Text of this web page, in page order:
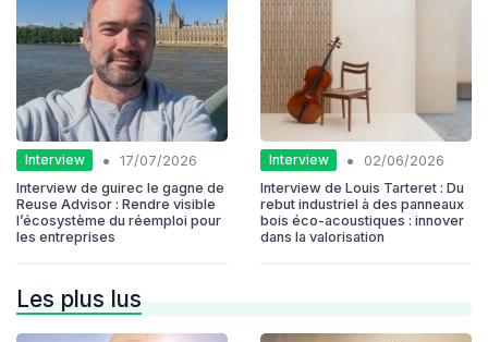
Interview •
17/07/2026
Interview de guirec le gagne de
Reuse Advisor : Rendre visible
l’écosystème du réemploi pour
les entreprises
Interview •
02/06/2026
Interview de Louis Tarteret : Du
rebut industriel à des panneaux
bois éco-acoustiques : innover
dans la valorisation
Les plus lus